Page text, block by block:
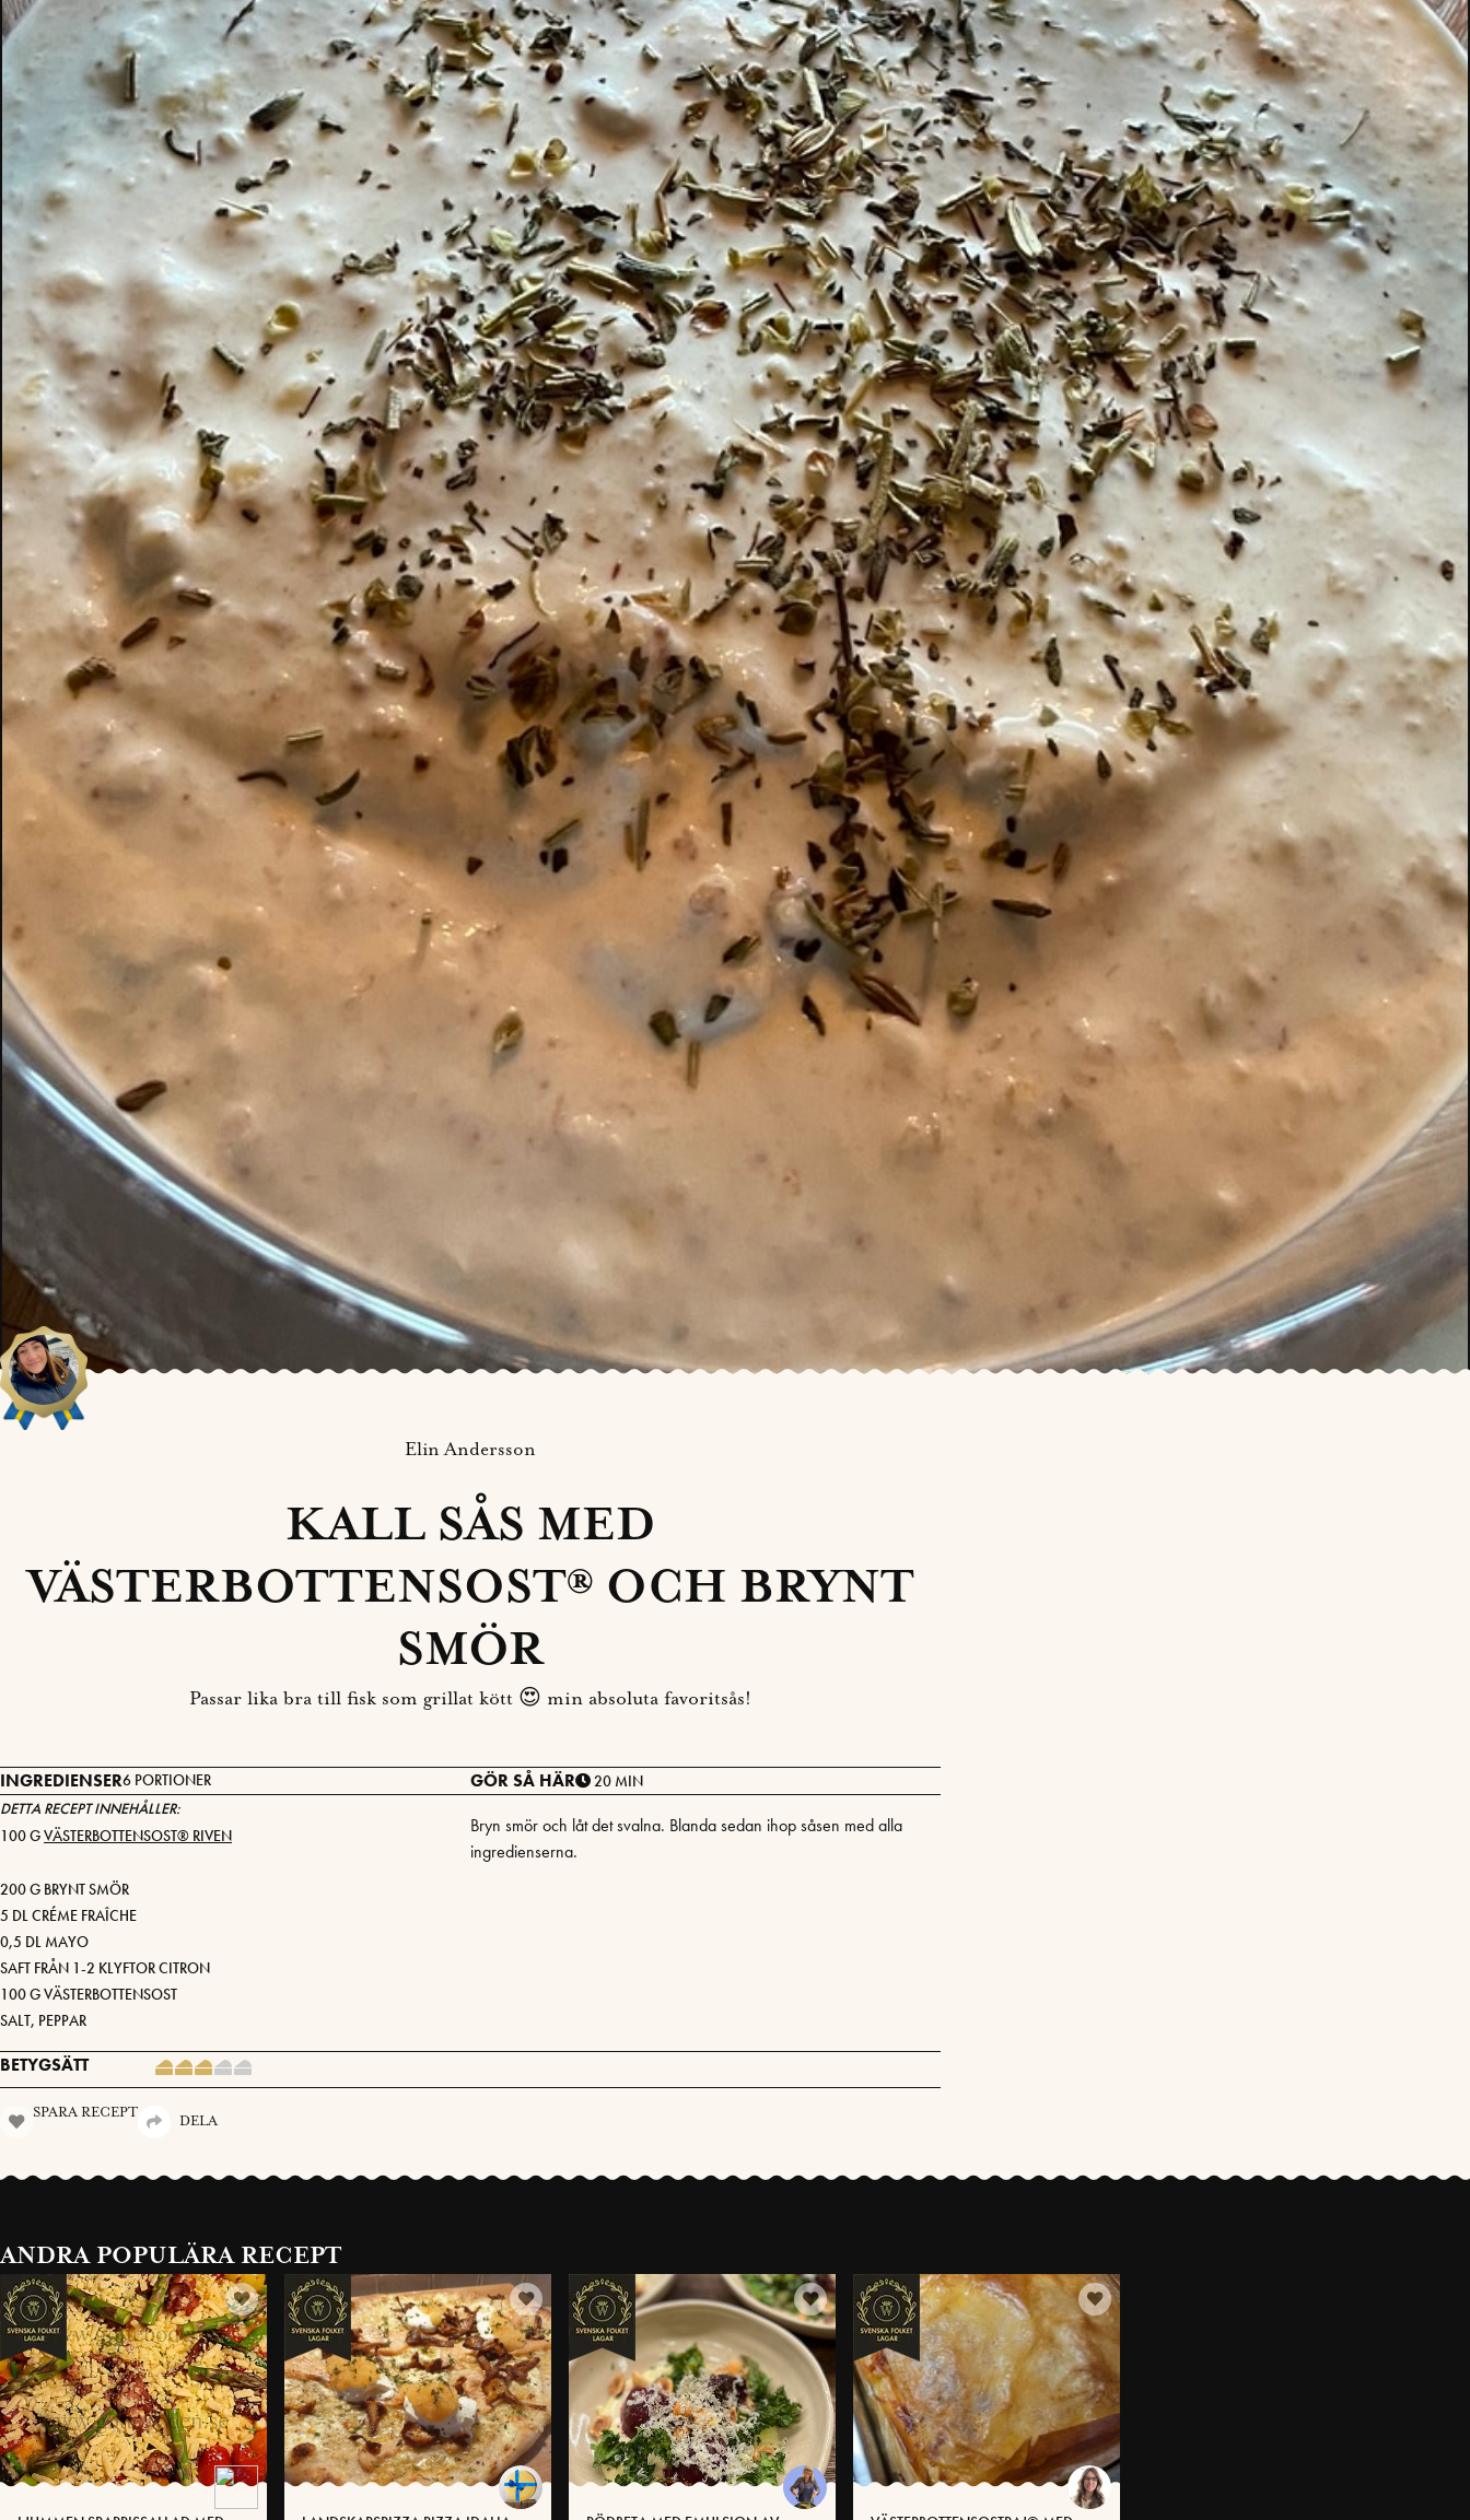
Elin Andersson
KALL SÅS MED
VÄSTERBOTTENSOST® OCH BRYNT
SMÖR
Passar lika bra till fisk som grillat kött 😍 min absoluta favoritsås!
INGREDIENSER6 PORTIONER
DETTA RECEPT INNEHÅLLER:
100 GVÄSTERBOTTENSOST® RIVEN
200 G BRYNT SMÖR
5 DL CRÉME FRAÎCHE
0,5 DL MAYO
SAFT FRÅN 1-2 KLYFTOR CITRON
100 G VÄSTERBOTTENSOST
SALT, PEPPAR
GÖR SÅ HÄR 20 MIN
Bryn smör och låt det svalna. Blanda sedan ihop såsen med alla
ingredienserna.
BETYGSÄTT
SPARA RECEPT
DELA
ANDRA POPULÄRA RECEPT